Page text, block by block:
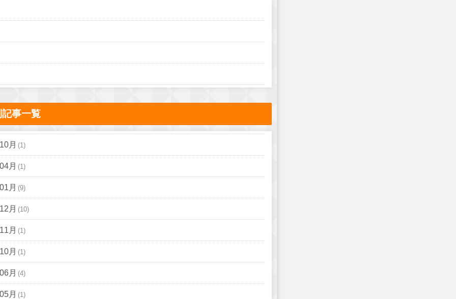
事一覧
月 (1)
月 (1)
月 (9)
月 (10)
月 (1)
月 (1)
月 (4)
月 (1)